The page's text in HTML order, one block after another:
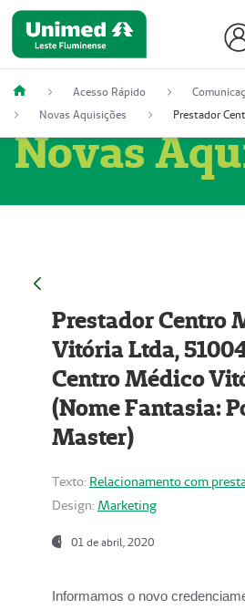
Acesso Rápido
Novas Aquisições
Novas
Prestador Centro
Vitória Ltda,
Centro Médico
(Nome Fantasia:
Master)
Texto: Relacionamento com
Design: Marketing
01 de abril, 2020
Informamos o novo